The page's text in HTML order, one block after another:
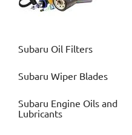
Subaru Oil Filters
Subaru Wiper Blades
Subaru Engine Oils and
Lubricants